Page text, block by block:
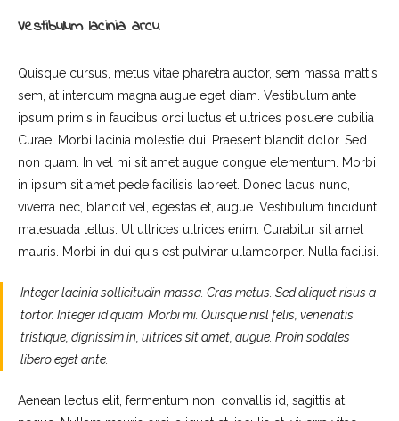
Vestibulum lacinia arcu
Quisque cursus, metus vitae pharetra auctor, sem massa mattis
sem, at interdum magna augue eget diam. Vestibulum ante
ipsum primis in faucibus orci luctus et ultrices posuere cubilia
Curae; Morbi lacinia molestie dui. Praesent blandit dolor. Sed
non quam. In vel mi sit amet augue congue elementum. Morbi
in ipsum sit amet pede facilisis laoreet. Donec lacus nunc,
viverra nec, blandit vel, egestas et, augue. Vestibulum tincidunt
malesuada tellus. Ut ultrices ultrices enim. Curabitur sit amet
mauris. Morbi in dui quis est pulvinar ullamcorper. Nulla facilisi.
Integer lacinia sollicitudin massa. Cras metus. Sed aliquet risus a
tortor. Integer id quam. Morbi mi. Quisque nisl felis, venenatis
tristique, dignissim in, ultrices sit amet, augue. Proin sodales
libero eget ante.
Aenean lectus elit, fermentum non, convallis id, sagittis at,